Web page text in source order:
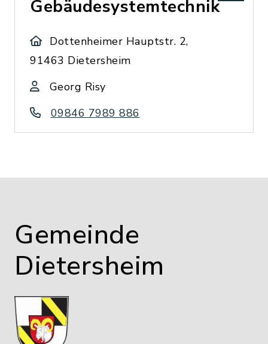
Gebäudesystemtechnik
Dottenheimer Hauptstr. 2,
91463 Dietersheim
Georg Risy
09846 7989 886
Gemeinde
Dietersheim